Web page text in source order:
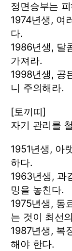
정면승부는
1974년생, 여
다.
1986년생, 달
가져라.
1998년생, 공
니 주의해라.
[토끼띠]
자기 관리를
1951년생, 아
하다.
1963년생, 과
밍을 놓친다.
1975년생, 동
는 것이 최선
1987년생, 복
해야 한다.